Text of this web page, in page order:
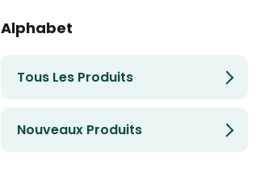
Alphabet
Tous Les Produits
Nouveaux Produits